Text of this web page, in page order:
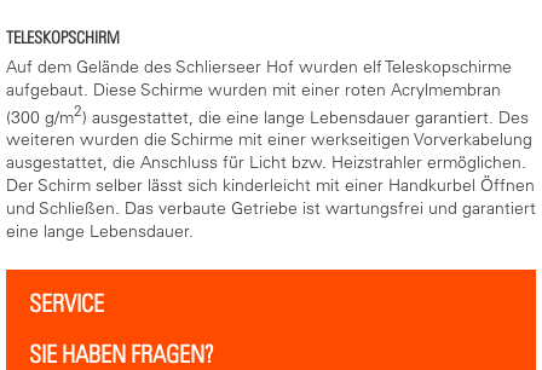
TELESKOPSCHIRM
Auf dem Gelände des Schlierseer Hof wurden elf Teleskopschirme
aufgebaut. Diese Schirme wurden mit einer roten Acrylmembran
(300 g/m2) ausgestattet, die eine lange Lebensdauer garantiert. Des
weiteren wurden die Schirme mit einer werkseitigen Vorverkabelung
ausgestattet, die Anschluss für Licht bzw. Heizstrahler ermöglichen.
Der Schirm selber lässt sich kinderleicht mit einer Handkurbel Öffnen
und Schließen. Das verbaute Getriebe ist wartungsfrei und garantiert
eine lange Lebensdauer.
SERVICE
SIE HABEN FRAGEN?